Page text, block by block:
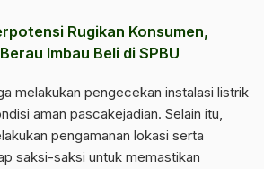
Rugikan Konsumen,
Imbau Beli di SPBU
melakukan pengecekan instalasi listrik
aman pascakejadian. Selain itu,
pengamanan lokasi serta
saksi-saksi untuk memastikan